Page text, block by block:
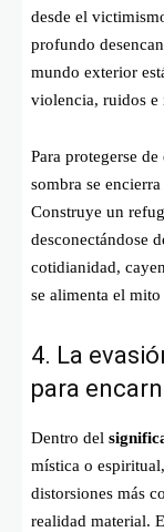
desde el
profundo
mundo exterior
violencia, ruidos e
Para protegerse
sombra se
Construye un
desconectándose
cotidianidad,
se alimenta el
4. La
para
Dentro del
mística o
distorsiones más
realidad material.